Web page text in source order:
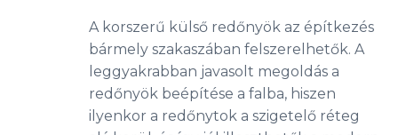
A korszerű külső redőnyök az építkezés
bármely szakaszában felszerelhetők. A
leggyakrabban javasolt megoldás a
redőnyök beépítése a falba, hiszen
ilyenkor a redőnytok a szigetelő réteg